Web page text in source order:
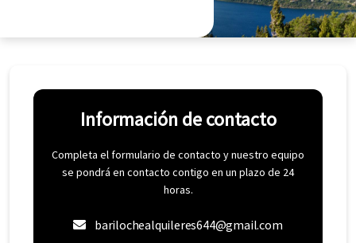
Información de contacto
Completa el formulario de contacto y nuestro equipo
se pondrá en contacto contigo en un plazo de 24
horas.
barilochealquileres644@gmail.com